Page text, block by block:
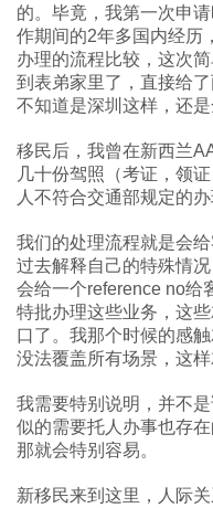
的。毕竟，我第一次申
作期间的2年多国内经历
办理的流程比较，这次
到表弟家里了，直接给
不知道是深圳这样，还是
移民后，我曾在新西兰
几十份驾照（考证，领
人不符合交通部规定的办
我们的处理流程就是会
过去解释自己的特殊情
会给一个reference no给
特批办理这些业务，这
口了。我那个时候的感
没法覆盖所有场景，这
我需要特别说明，并不
似的需要托人办事也存
那就会特别容易。
新移民来到这里，人际